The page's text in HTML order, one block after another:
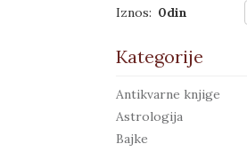
Iznos: 0din
Kategorije
Antikvarne knjige
Astrologija
Bajke